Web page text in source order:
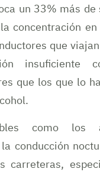
un 33% más de
concentración
que
insuficiente
que los que lo
como los
conducción
carreteras,